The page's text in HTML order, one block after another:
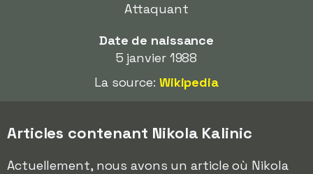
Attaquant
Date de naissance
5 janvier 1988
La source: Wikipedia
Articles contenant Nikola Kalinic
Actuellement, nous avons un article où Nikola